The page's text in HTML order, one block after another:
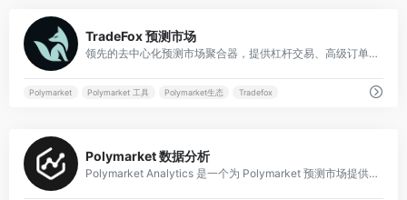
TradeFox 预测市场
领先的去中心化预测市场聚合器，提供杠杆交易、高级订单执行和专业工具，支持全自托管无KYC参与全球事件预测。
Polymarket Polymarket 工具 Polymarket生态 Tradefox
Polymarket 数据分析
Polymarket Analytics 是一个为 Polymarket 预测市场提供深度数据分析、实时洞察和交易工具的平台，帮助用户发现交易机会、追踪顶尖交易员并做出更明智的决策。